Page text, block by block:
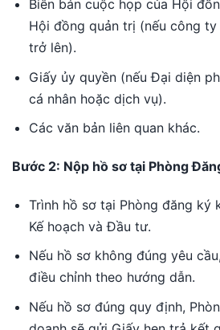
Biên bản cuộc họp của Hội
Hội đồng quản trị (nếu công
trở lên).
Giấy ủy quyền (nếu Đại diện
cá nhân hoặc dịch vụ).
Các văn bản liên quan khác.
Bước 2: Nộp hồ sơ tại Phòng
Trình hồ sơ tại Phòng đăng ký
Kế hoạch và Đầu tư.
Nếu hồ sơ không đúng yêu
điều chỉnh theo hướng dẫn.
Nếu hồ sơ đúng quy định,